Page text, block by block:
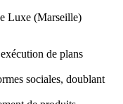
Luxe (Marseille)
de plans
sociales, doublant